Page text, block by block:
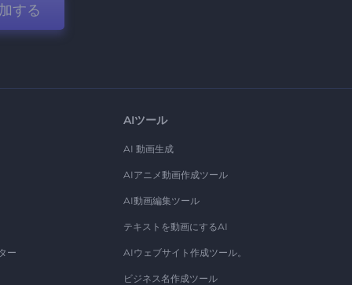
する
ー
AIツール
AI 動画生成
AIアニメ動画作成ツール
AI動画編集ツール
テキストを動画にするAI
AIウェブサイト作成ツール。
ビジネス名作成ツール